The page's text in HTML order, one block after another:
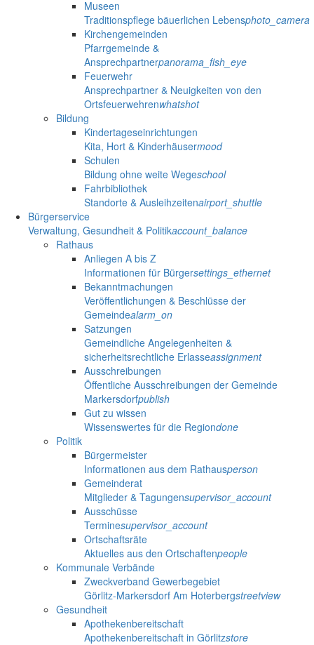
Museen
Traditionspflege bäuerlichen Lebensphoto_camera
Kirchengemeinden
Pfarrgemeinde &
Ansprechpartnerpanorama_fish_eye
Feuerwehr
Ansprechpartner & Neuigkeiten von den
Ortsfeuerwehrenwhatshot
Bildung
Kindertageseinrichtungen
Kita, Hort & Kinderhäusermood
Schulen
Bildung ohne weite Wegeschool
Fahrbibliothek
Standorte & Ausleihzeitenairport_shuttle
Bürgerservice
Verwaltung, Gesundheit & Politikaccount_balance
Rathaus
Anliegen A bis Z
Informationen für Bürgersettings_ethernet
Bekanntmachungen
Veröffentlichungen & Beschlüsse der
Gemeindealarm_on
Satzungen
Gemeindliche Angelegenheiten &
sicherheitsrechtliche Erlasseassignment
Ausschreibungen
Öffentliche Ausschreibungen der Gemeinde
Markersdorfpublish
Gut zu wissen
Wissenswertes für die Regiondone
Politik
Bürgermeister
Informationen aus dem Rathausperson
Gemeinderat
Mitglieder & Tagungensupervisor_account
Ausschüsse
Terminesupervisor_account
Ortschaftsräte
Aktuelles aus den Ortschaftenpeople
Kommunale Verbände
Zweckverband Gewerbegebiet
Görlitz-Markersdorf Am Hoterbergstreetview
Gesundheit
Apothekenbereitschaft
Apothekenbereitschaft in Görlitzstore